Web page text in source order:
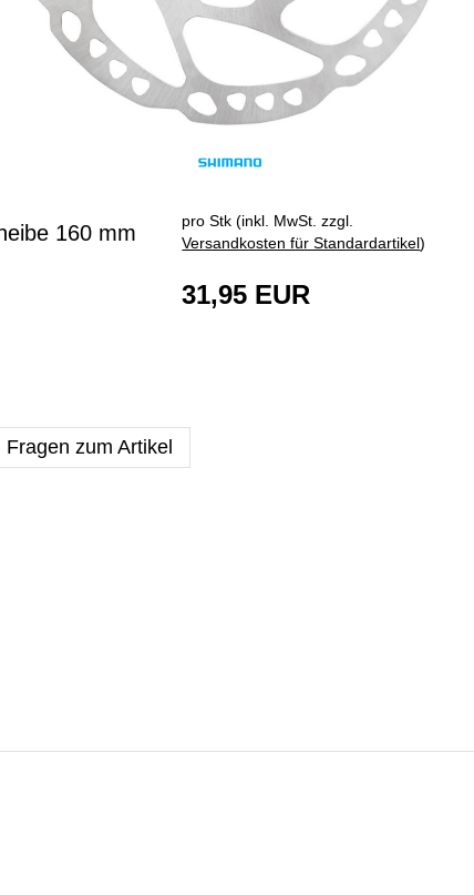
160 mm
pro Stk (inkl. MwSt. zzgl.
Versandkosten für Standardartikel)
31,95 EUR
Fragen zum Artikel